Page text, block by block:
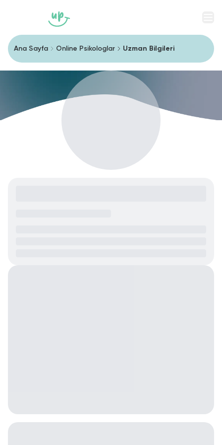
Ana Sayfa Online Psikologlar Uzman Bilgileri